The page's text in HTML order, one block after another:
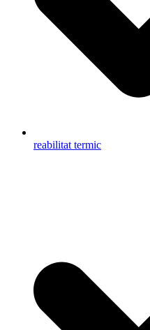
reabilitat termic